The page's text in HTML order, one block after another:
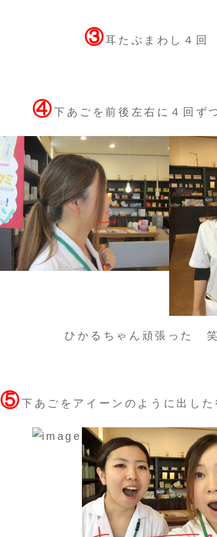
③耳たぶまわし４回
④下あごを前後左右に４回ず
ひかるちゃん頑張った
⑤下あごをアイーンのように出した